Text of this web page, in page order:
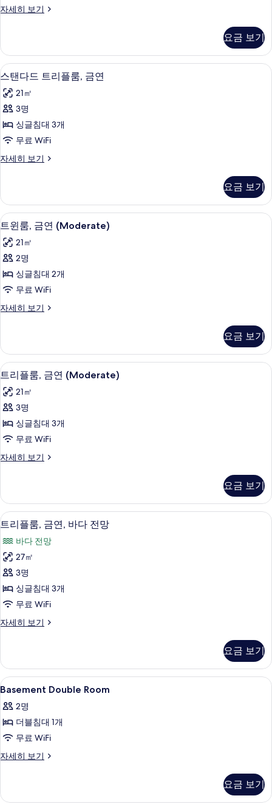
룸,
연
사
진
모
두
보
기
자세히 보기
스
트
윈
룸,
연
자
히
보
요금 보기
스
탠
다
드
트
플
금
연
사
진
모
두
보
기
스탠다드 트리플룸, 금연 | 객실 내 금
8
스탠다드 트리플룸, 금연
21㎡
3명
싱글침대 3개
무료 WiFi
자세히 보기
스
트
리
플
금
연
세
히
기
요금 보기
트
윈
룸,
금
연
(Moderate)
사
모
두
보
기
트윈룸, 금연 (Moderate) | 객실 내 금
8
트윈룸, 금연 (Moderate)
21㎡
2명
싱글침대 2개
무료 WiFi
자세히 보기
트
연
(Moderate)
자
히
보
요금 보기
트
리
플
룸,
금
(Moderate)
진
모
두
보
기
트리플룸, 금연 (Moderate) | 객실 내
8
트리플룸, 금연 (Moderate)
21㎡
3명
싱글침대 3개
무료 WiFi
자세히 보기
트
금
연
(Moderate)
세
히
보
기
요금 보기
트
플
룸,
금
연,
다
망
사
진
모
두
보
기
트리플룸, 금연, 바다 전망 | 해변/바다
9
트리플룸, 금연, 바다 전망
바다 전망
27㎡
3명
싱글침대 3개
무료 WiFi
자세히 보기
트
금
연,
바
전
망
세
히
보
요금 보기
Basement
Double
Room
사
진
모
객실 내 금고, 책상, 암막 커튼, 다리미/
5
Basement Double Room
2명
더블침대 1개
무료 WiFi
자세히 보기
Basement
세
요금 보기